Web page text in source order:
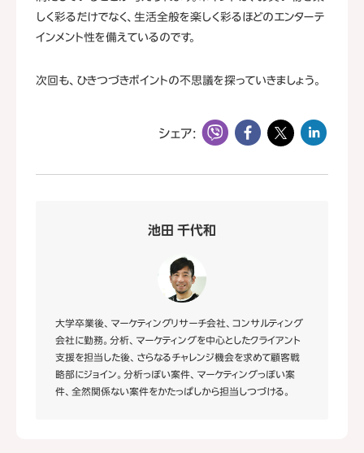
しく彩るだけでなく、生活全般を楽しく彩るほどのエンターテ
インメント性を備えているのです。
次回も、ひきつづきポイントの不思議を探っていきましょう。
シェア:
池田 千代和
大学卒業後、マーケティングリサーチ会社、コンサルティング
会社に勤務。分析、マーケティングを中心としたクライアント
支援を担当した後、さらなるチャレンジ機会を求めて顧客戦
略部にジョイン。分析っぽい案件、マーケティングっぽい案
件、全然関係ない案件をかたっぱしから担当しつづける。